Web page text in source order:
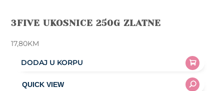
3FIVE UKOSNICE 250G ZLATNE
17,80KM
DODAJ U KORPU